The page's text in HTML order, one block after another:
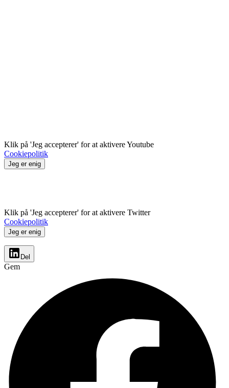
Klik på 'Jeg accepterer' for at aktivere Youtube
Cookiepolitik
Jeg er enig
Klik på 'Jeg accepterer' for at aktivere Twitter
Cookiepolitik
Jeg er enig
Del
Gem